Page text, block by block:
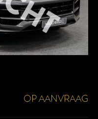
OP AANVRAAG